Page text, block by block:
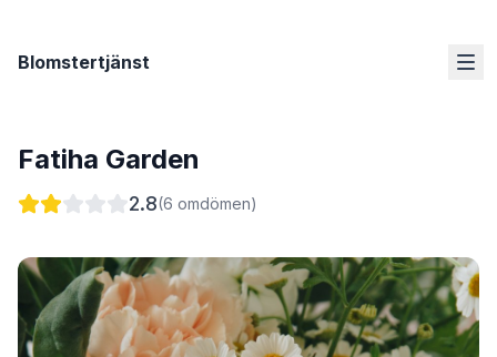
Blomstertjänst
Fatiha Garden
2.8(6 omdömen)